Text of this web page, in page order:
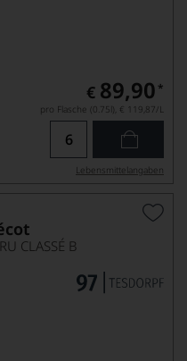
€ 89,90 *
pro Flasche (0.75l), € 119,87/L
Lebensmittel­angaben
CLASSÉ B